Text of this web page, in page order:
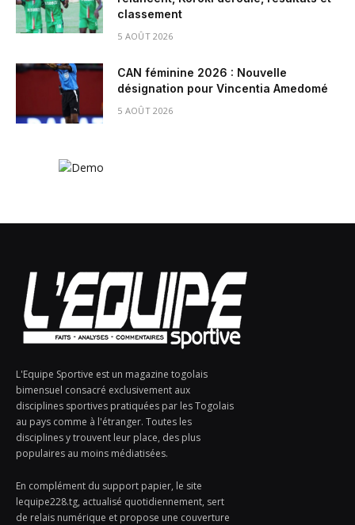
classement
5 AOÛT 2026
CAN féminine 2026 : Nouvelle
désignation pour Vincentia Amedomé
5 AOÛT 2026
L'Equipe Sportive est un magazine togolais
bimensuel consacré exclusivement aux
disciplines sportives pratiquées par les Togolais
au pays comme à l'étranger. Toutes les
disciplines y trouvent leur place, des plus
populaires au moins médiatisées.
En complément du support papier, le site
lequipe228.tg, actualisé quotidiennement, sert
de relais numérique et propose une couverture